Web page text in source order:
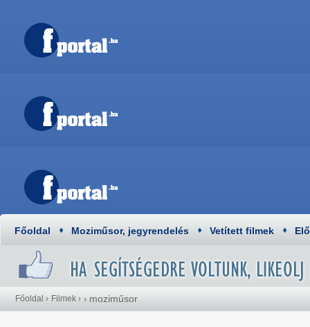
Főoldal Moziműsor, jegyrendelés Vetített filmek
Főoldal › Filmek › › moziműsor